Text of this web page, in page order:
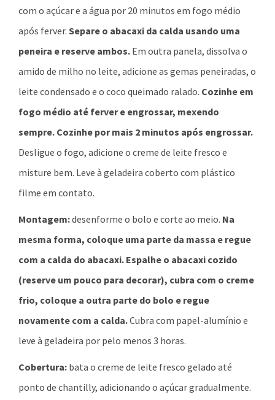
com o açúcar e a água por 20 minutos em fogo médio
após ferver. Separe o abacaxi da calda usando uma
peneira e reserve ambos. Em outra panela, dissolva o
amido de milho no leite, adicione as gemas peneiradas, o
leite condensado e o coco queimado ralado. Cozinhe em
fogo médio até ferver e engrossar, mexendo
sempre. Cozinhe por mais 2 minutos após engrossar.
Desligue o fogo, adicione o creme de leite fresco e
misture bem. Leve à geladeira coberto com plástico
filme em contato.
Montagem:desenforme o bolo e corte ao meio. Na
mesma forma, coloque uma parte da massa e regue
com a calda do abacaxi. Espalhe o abacaxi cozido
(reserve um pouco para decorar), cubra com o creme
frio, coloque a outra parte do bolo e regue
novamente com a calda.Cubra com papel-alumínio e
leve à geladeira por pelo menos 3 horas.
Cobertura: bata o creme de leite fresco gelado até
ponto de chantilly, adicionando o açúcar gradualmente.